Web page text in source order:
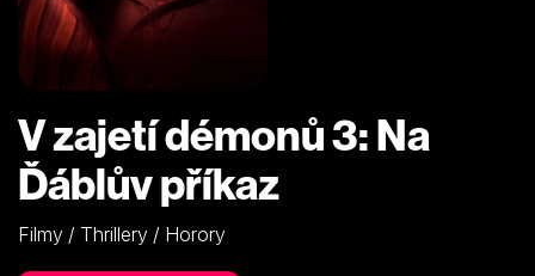
V zajetí démonů 3: Na
Ďáblův příkaz
Filmy / Thrillery / Horory